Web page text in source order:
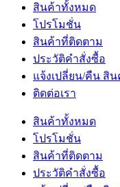
สินค้าทั้งหมด
โปรโมชั่น
สินค้าที่ติดตาม
ประวัติคำสั่งซื้อ
แจ้งเปลี่ยน/คืน สิน
ติดต่อเรา
สินค้าทั้งหมด
โปรโมชั่น
สินค้าที่ติดตาม
ประวัติคำสั่งซื้อ